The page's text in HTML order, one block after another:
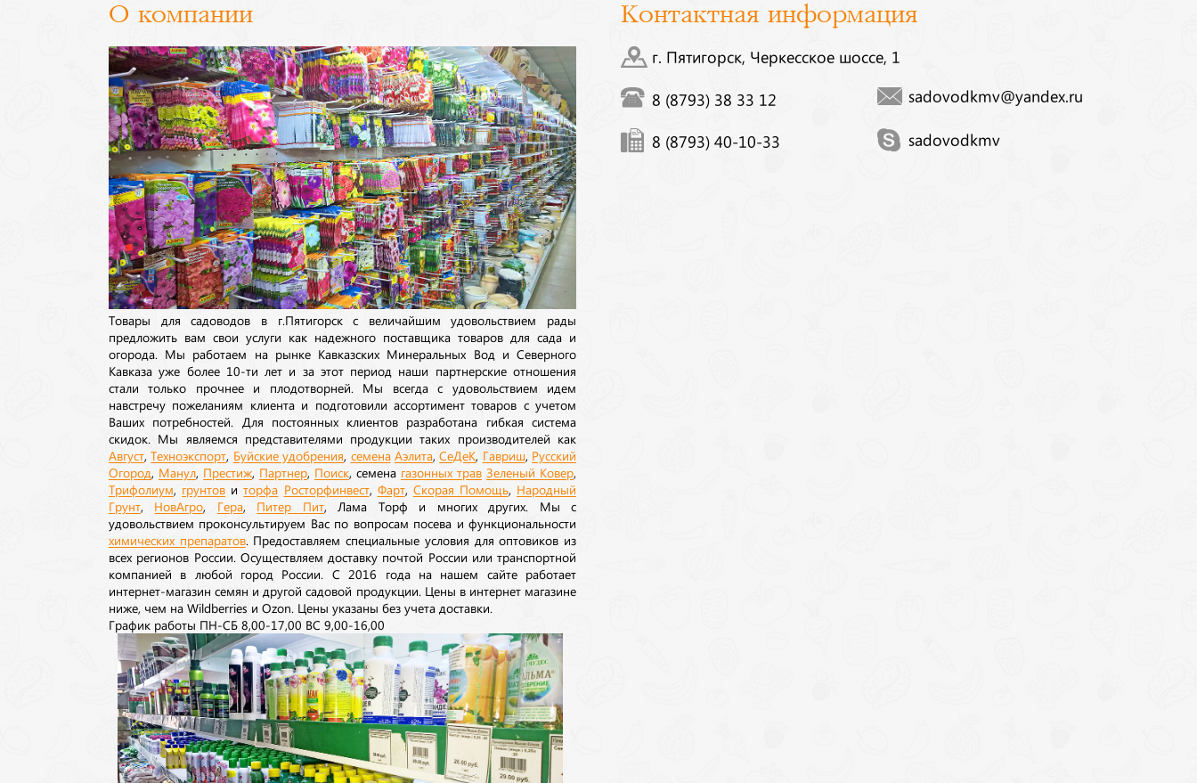
О компании
Товары для садоводов в г.Пятигорск с величайшим удовольствием рады
предложить вам свои услуги как надежного поставщика товаров для сада и
огорода. Мы работаем на рынке Кавказских Минеральных Вод и Северного
Кавказа уже более 10-ти лет и за этот период наши партнерские отношения
стали только прочнее и плодотворней. Мы всегда с удовольствием идем
навстречу пожеланиям клиента и подготовили ассортимент товаров с учетом
Ваших потребностей. Для постоянных клиентов разработана гибкая система
скидок. Мы являемся представителями продукции таких производителей как
Август ,Техноэкспорт Буйские удобрения семена Аэлита,СеДеК Гавриш Русский
Огород Манул Престиж Партнер Поиск , семена газонных трав Зеленый Ковер
Трифолиум грунтов иторфа Росторфинвест, Фарт, Скорая Помощь Народный
Грунт НовАгро Гера, Питер Пит, Лама Торф и многих других. Мы с
удовольствием проконсультируем Вас по вопросам посева и функциональности
химических препаратов. Предоставляем специальные условия для оптовиков из
всех регионов России. Осуществляем доставку почтой России или транспортной
компанией в любой город России. С 2016 года на нашем сайте работает
интернет-магазин семян и другой садовой продукции. Цены в интернет магазине
ниже, чем на Wildberries и Ozon. Цены указаны без учета доставки.
График работы ПН-СБ 8,00-17,00 ВС 9,00-16,00
Контактная информация
г. Пятигорск, Черкесское шоссе, 1
8 (8793) 38 33 12
8 (8793) 40-10-33
sadovodkmv@yandex.ru
sadovodkmv